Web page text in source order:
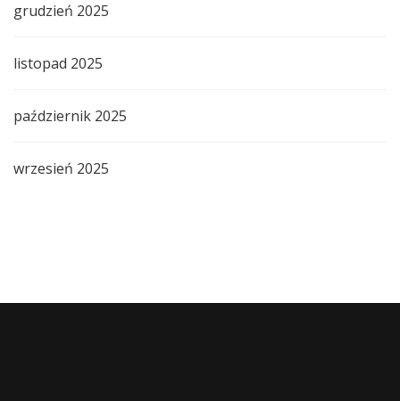
grudzień 2025
listopad 2025
październik 2025
wrzesień 2025